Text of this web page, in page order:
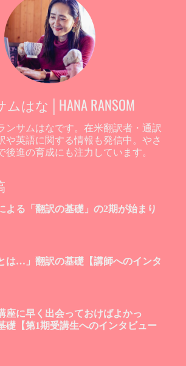
はな│HANA RANSOM
ンサムはなです。在米翻訳者・通訳
や英語に関する情報も発信中。やさ
後進の育成にも注力しています。
よる「翻訳の基礎」の2期が始まり
は…」翻訳の基礎【講師へのインタ
座に早く出会っておけばよかっ
礎【第1期受講生へのインタビュー